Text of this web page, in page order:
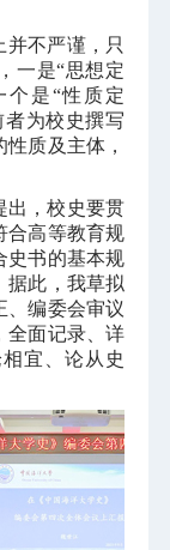
并不严谨，只
一是“思想定
个是“性质定
为校史撰写
质及主体，
出，校史要贯
合高等教育规
史书的基本规
据此，我草拟
、编委会审议
全面记录、详
宜、论从史